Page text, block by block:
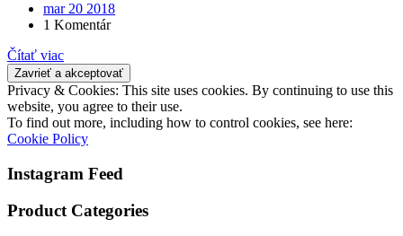
mar 20 2018
1 Komentár
Čítať viac
Privacy & Cookies: This site uses cookies. By continuing to use this
website, you agree to their use.
To find out more, including how to control cookies, see here:
Cookie Policy
Instagram Feed
Product Categories